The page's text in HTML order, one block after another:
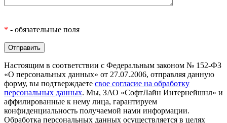
* - обязательные поля
Настоящим в соответствии с Федеральным законом № 152-ФЗ
«О персональных данных» от 27.07.2006, отправляя данную
форму, вы подтверждаете свое согласие на обработку
персональных данных. Мы, ЗАО «СофтЛайн Интернейшнл» и
аффилированные к нему лица, гарантируем
конфиденциальность получаемой нами информации.
Обработка персональных данных осуществляется в целях